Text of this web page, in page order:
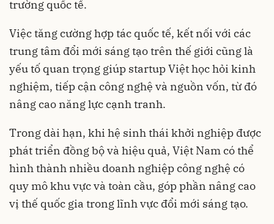
trường quốc tế.
Việc tăng cường hợp tác quốc tế, kết nối với các
trung tâm đổi mới sáng tạo trên thế giới cũng là
yếu tố quan trọng giúp startup Việt học hỏi kinh
nghiệm, tiếp cận công nghệ và nguồn vốn, từ đó
nâng cao năng lực cạnh tranh.
Trong dài hạn, khi hệ sinh thái khởi nghiệp được
phát triển đồng bộ và hiệu quả, Việt Nam có thể
hình thành nhiều doanh nghiệp công nghệ có
quy mô khu vực và toàn cầu, góp phần nâng cao
vị thế quốc gia trong lĩnh vực đổi mới sáng tạo.